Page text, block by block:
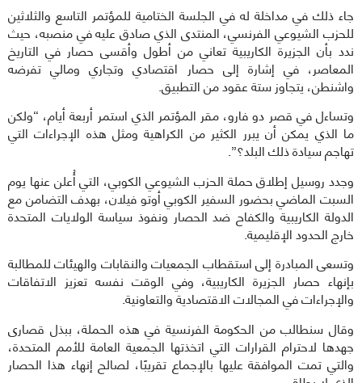
جاء ذلك في مداخلة له في الجلسة الختامية للمؤتمر التاسع والثلاثين
للحزب الشيوعي الفرنسي، المنتدى الذي صادق عليه في منصبه، حيث
ندد بأن الجزيرة الكاريبية تعاني من أطول وأقسى حصار في التاريخ
المعاصر، في إشارة إلى حصار اقتصادي وتجاري ومالي تفرضه
واشنطن، يتجاوز ستة عقود من التطبيق.
وتساءل في قصر دو فارو، مقر المؤتمر الذي استمر أربعة أيام، “ولكن
ما الذي يمكن أن يبرر الكثير من الكراهية ومثل هذه الإجراءات التي
تهاجم سيادة ذلك البلد؟”.
وجدد روسيل إطلاق حملة الحزب الشيوعي الكوبي، التي أُعلن عنها يوم
السبت الماضي بحضور السفير الكوبي أوتو فيلان، بهدف التضامن مع
الدولة الكاريبية والكفاح ضد الحصار ونفوذ سياسة الولايات المتحدة
خارج الحدود الإقليمية.
وتسعى المبادرة إلى استقطاب الجمعيات والنقابات والهيئات للمطالبة
بإنهاء حصار الجزيرة الكاريبية، وفي الوقت نفسه تعزيز الاتفاقات
والإجراءات في المجالات الاقتصادية والتعاونية.
وقال سنطالب من الحكومة الفرنسية في هذه الحملة، ببذل قصارى
جهدها لاحترام القرارات التي اتخذتها الجمعية العامة للأمم المتحدة،
والتي تمت الموافقة عليها بالإجماع تقريبًا، لصالح إنهاء هذا الحصار